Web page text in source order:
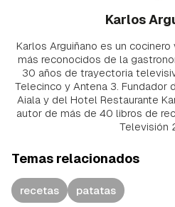
Karlos
Karlos Arguiñano es un
más reconocidos de la
30 años de trayectoria
Telecinco y Antena 3. Fundador
Aiala y del Hotel Restaurante
autor de más de 40 libros de
Televisión
Temas relacionados
recetas patatas